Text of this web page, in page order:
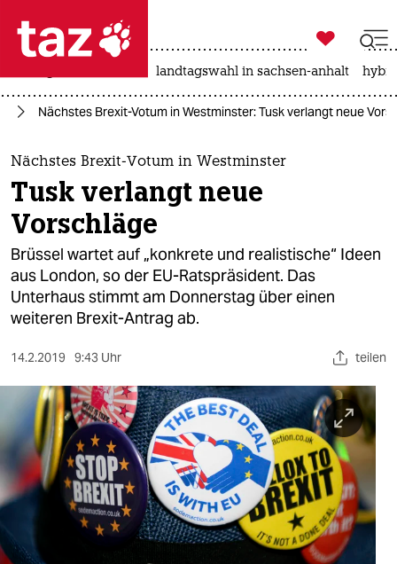
 taz zahl ich
taz zahl ich
themen
politik
öko
gesellschaft
kultur
sport
berlin
nord
wahrheit
verlag

taz zahl ich
landtagswahl in sachsen-anhalt
Nächstes Brexit-Votum in Westminster: Tusk verlangt neue
Nächstes Brexit-Votum in Westminster
Tusk verlangt neue
Vorschläge
Brüssel wartet auf „konkrete und realistische“ Ideen
aus London, so der EU-Ratspräsident. Das
Unterhaus stimmt am Donnerstag über einen
weiteren Brexit-Antrag ab.
14.2.2019 9:43 Uhr teilen